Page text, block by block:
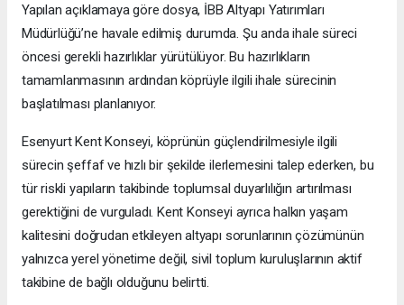
Yapılan açıklamaya göre dosya, İBB Altyapı Yatırımları
Müdürlüğü’ne havale edilmiş durumda. Şu anda ihale süreci
öncesi gerekli hazırlıklar yürütülüyor. Bu hazırlıkların
tamamlanmasının ardından köprüyle ilgili ihale sürecinin
başlatılması planlanıyor.
Esenyurt Kent Konseyi, köprünün güçlendirilmesiyle ilgili
sürecin şeffaf ve hızlı bir şekilde ilerlemesini talep ederken, bu
tür riskli yapıların takibinde toplumsal duyarlılığın artırılması
gerektiğini de vurguladı. Kent Konseyi ayrıca halkın yaşam
kalitesini doğrudan etkileyen altyapı sorunlarının çözümünün
yalnızca yerel yönetime değil, sivil toplum kuruluşlarının aktif
takibine de bağlı olduğunu belirtti.